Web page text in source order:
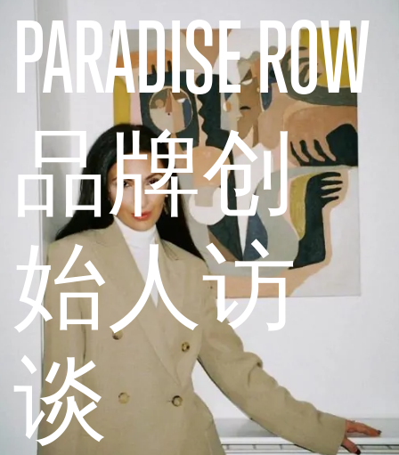
PARADISE ROW
品牌创
始人访
谈